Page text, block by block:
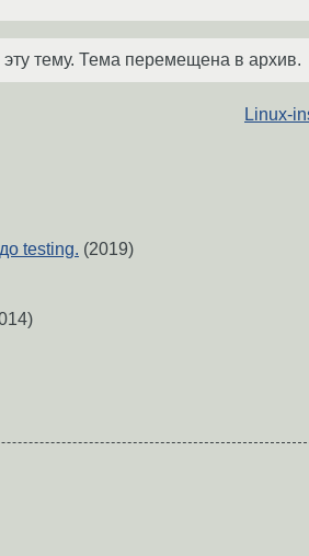
тему. Тема перемещена в архив.
Linux-
testing. (2019)